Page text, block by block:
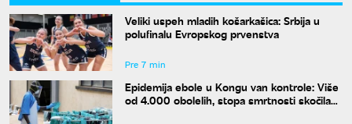
Veliki uspeh mladih košarkašica: Srbija u
polufinalu Evropskog prvenstva
Pre 7 min
Epidemija ebole u Kongu van kontrole: Više
od 4.000 obolelih, stopa smrtnosti skočila